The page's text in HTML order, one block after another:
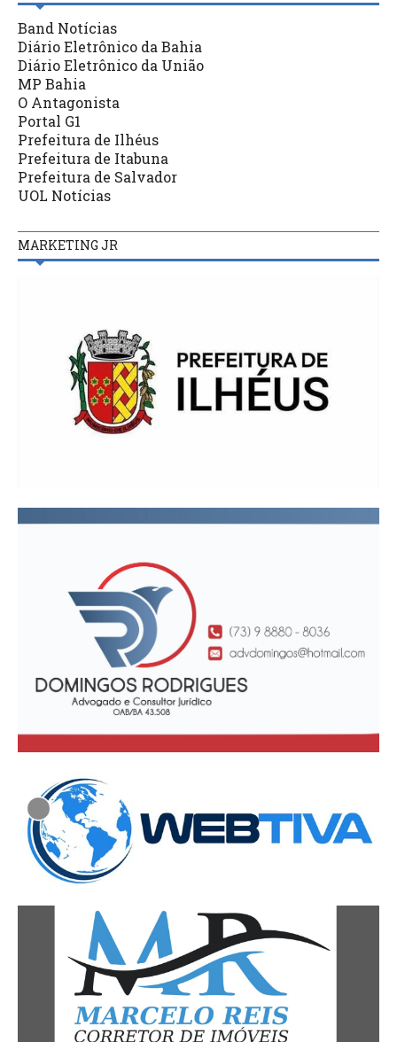
Band Notícias
Diário Eletrônico da Bahia
Diário Eletrônico da União
MP Bahia
O Antagonista
Portal G1
Prefeitura de Ilhéus
Prefeitura de Itabuna
Prefeitura de Salvador
UOL Notícias
MARKETING JR